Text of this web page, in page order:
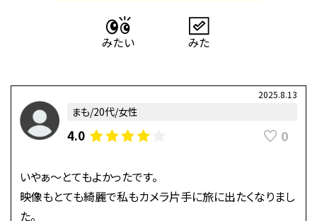
2025.8.13
まも/20代/女性
4.0 0
いやぁ〜とてもよかったです。
映像もとても綺麗で私もカメラ片手に旅に出たくなりまし
た。